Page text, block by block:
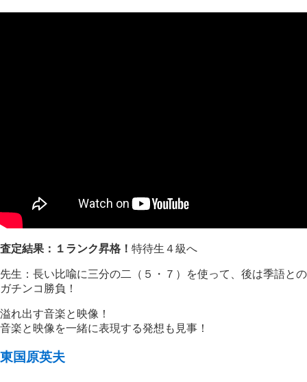
査定結果：１ランク昇格！ 特待生４級へ
先生：長い比喩に三分の二（５・７）を使って、後は季語との
ガチンコ勝負！
溢れ出す音楽と映像！
音楽と映像を一緒に表現する発想も見事！
東国原英夫